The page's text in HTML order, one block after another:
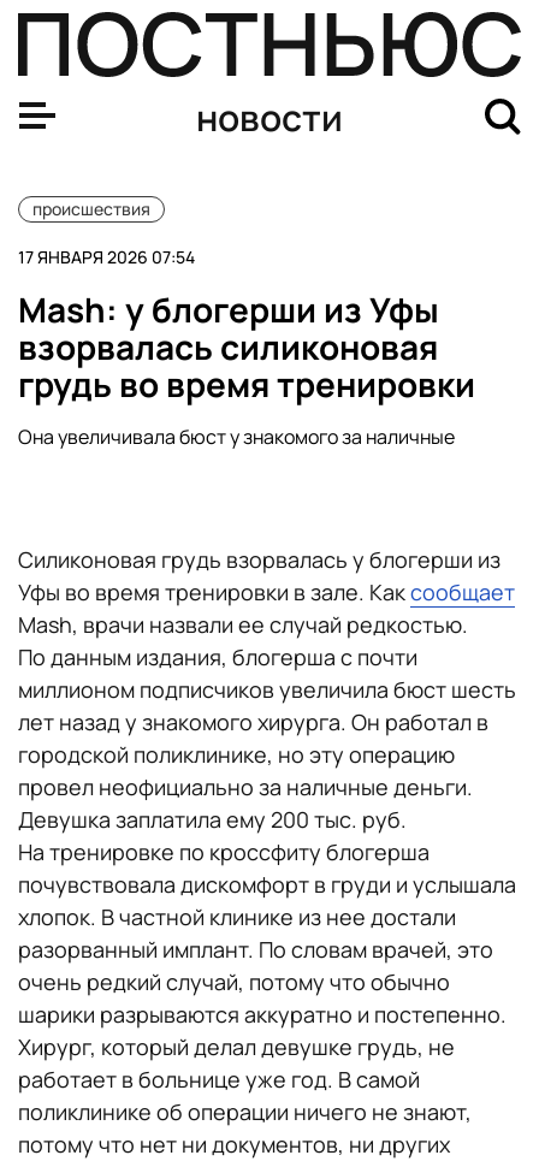
новости
происшествия
17 ЯНВАРЯ 2026 07:54
Mash: у блогерши из Уфы
взорвалась силиконовая
грудь во время тренировки
Она увеличивала бюст у знакомого за наличные
Силиконовая грудь взорвалась у блогерши из
Уфы во время тренировки в зале. Каксообщает
Mash, врачи назвали ее случай редкостью.
По данным издания, блогерша с почти
миллионом подписчиков увеличила бюст шесть
лет назад у знакомого хирурга. Он работал в
городской поликлинике, но эту операцию
провел неофициально за наличные деньги.
Девушка заплатила ему 200 тыс. руб.
На тренировке по кроссфиту блогерша
почувствовала дискомфорт в груди и услышала
хлопок. В частной клинике из нее достали
разорванный имплант. По словам врачей, это
очень редкий случай, потому что обычно
шарики разрываются аккуратно и постепенно.
Хирург, который делал девушке грудь, не
работает в больнице уже год. В самой
поликлинике об операции ничего не знают,
потому что нет ни документов, ни других
У мужчины потребовали 1,1 млн руб. за затопленный